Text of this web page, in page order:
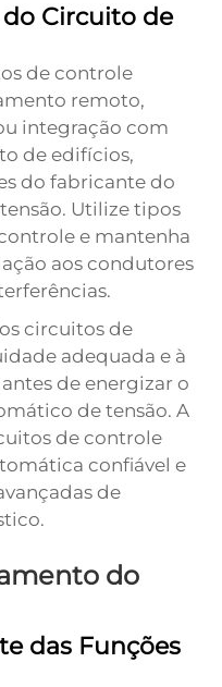
Circuito de
de controle
remoto,
integração com
de edifícios,
do fabricante do
Utilize tipos
e mantenha
aos condutores
circuitos de
adequada e à
de energizar o
de tensão. A
de controle
confiável e
de
do
das Funções